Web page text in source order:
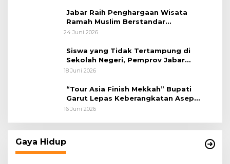
Jabar Raih Penghargaan Wisata
Ramah Muslim Berstandar
Internasional
24 Juni 2026
Siswa yang Tidak Tertampung di
Sekolah Negeri, Pemprov Jabar
Siapkan Bantuan Dana Pendidikan
18 Juni 2026
“Tour Asia Finish Mekkah” Bupati
Garut Lepas Keberangkatan Asep
Akung
16 Juni 2026
Gaya Hidup